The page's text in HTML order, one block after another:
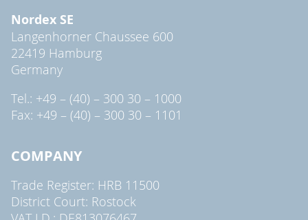
Nordex SE
Langenhorner Chaussee 600
22419 Hamburg
Germany
Tel.: +49 – (40) – 300 30 – 1000
Fax: +49 – (40) – 300 30 – 1101
COMPANY
Trade Register: HRB 11500
District Court: Rostock